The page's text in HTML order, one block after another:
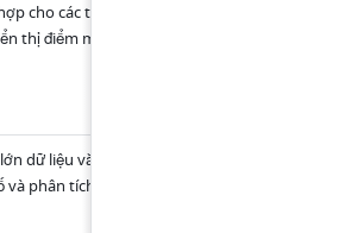
cho các tình huống yêu cầu phân tích toàn
thị điểm mạnh và điểm yếu tương đối của các
dữ liệu văn bản. Các từ được phân biệt bằng
phân tích thông minh.